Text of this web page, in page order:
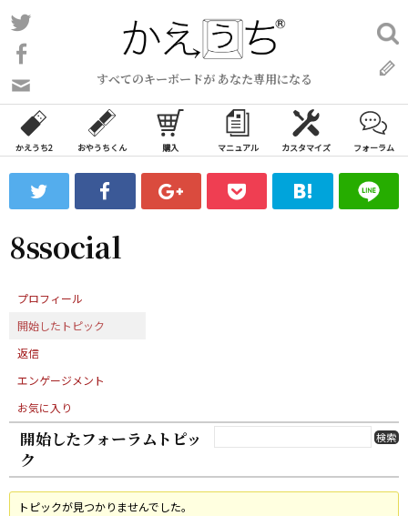
コ
ン
ン
ツ
ス
ッ
すべてのキーボードが あなた専用になる
い
合
わ
フ
ォ
ム
検
索:
かえうち2 おやうちくん 購入 マニュアル カスタマイズ フォーラム
8ssocial
プロフィール
開始したトピック
返信
エンゲージメント
お気に入り
開始したフォーラムトピッ
ク
トピックが見つかりませんでした。